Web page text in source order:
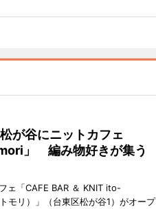
が谷にニットカフェ
」 編み物好きが集う
ェ「CAFE BAR ＆ KNIT ito-
モリ）」（台東区松が谷1）がオープ